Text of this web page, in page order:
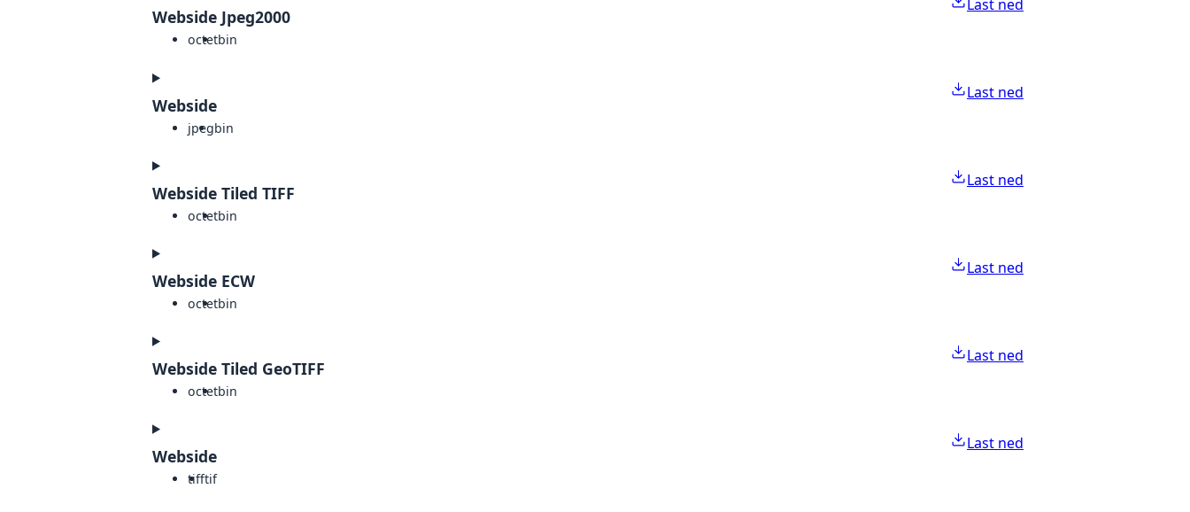
Webside Jpeg2000
octetbin
Last ned
Webside
jpegbin
Last ned
Webside Tiled TIFF
octetbin
Last ned
Webside ECW
octetbin
Last ned
Webside Tiled GeoTIFF
octetbin
Last ned
Webside
tifftif
Last ned